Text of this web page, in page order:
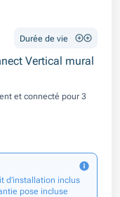
Durée de vie
Vertical mural
et connecté pour 3
d’installation inclus
pose incluse